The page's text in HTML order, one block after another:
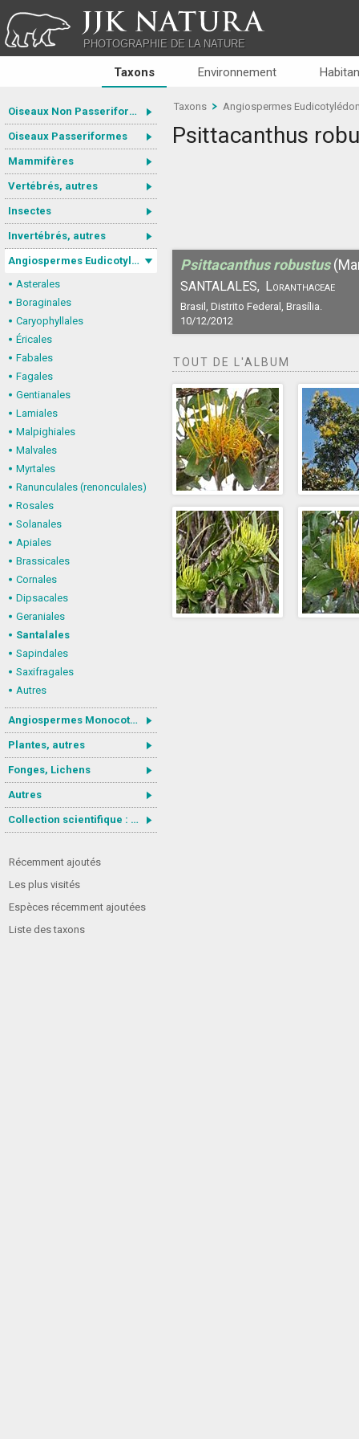
JJK NATURA
PHOTOGRAPHIE DE LA NATURE
Taxons Environnement
Oiseaux Non Passeriformes
Oiseaux Passeriformes
Mammifères
Vertébrés, autres
Insectes
Invertébrés, autres
Angiospermes Eudicotylédones
Asterales
Boraginales
Caryophyllales
Éricales
Fabales
Fagales
Gentianales
Lamiales
Malpighiales
Malvales
Myrtales
Ranunculales (renonculales)
Rosales
Solanales
Apiales
Brassicales
Cornales
Dipsacales
Geraniales
Santalales
Sapindales
Saxifragales
Autres
Angiospermes Monocotylédones
Plantes, autres
Fonges, Lichens
Autres
Collection scientifique : Gastrotricha
Récemment ajoutés
Les plus visités
Espèces récemment ajoutées
Liste des taxons
Taxons Angiospermes
Psittacanthus
Psittacanthus robustus
SANTALALES, Loranthaceae
Brasil, Distrito Federal, Brasília.
10/12/2012
TOUT DE L'ALBUM